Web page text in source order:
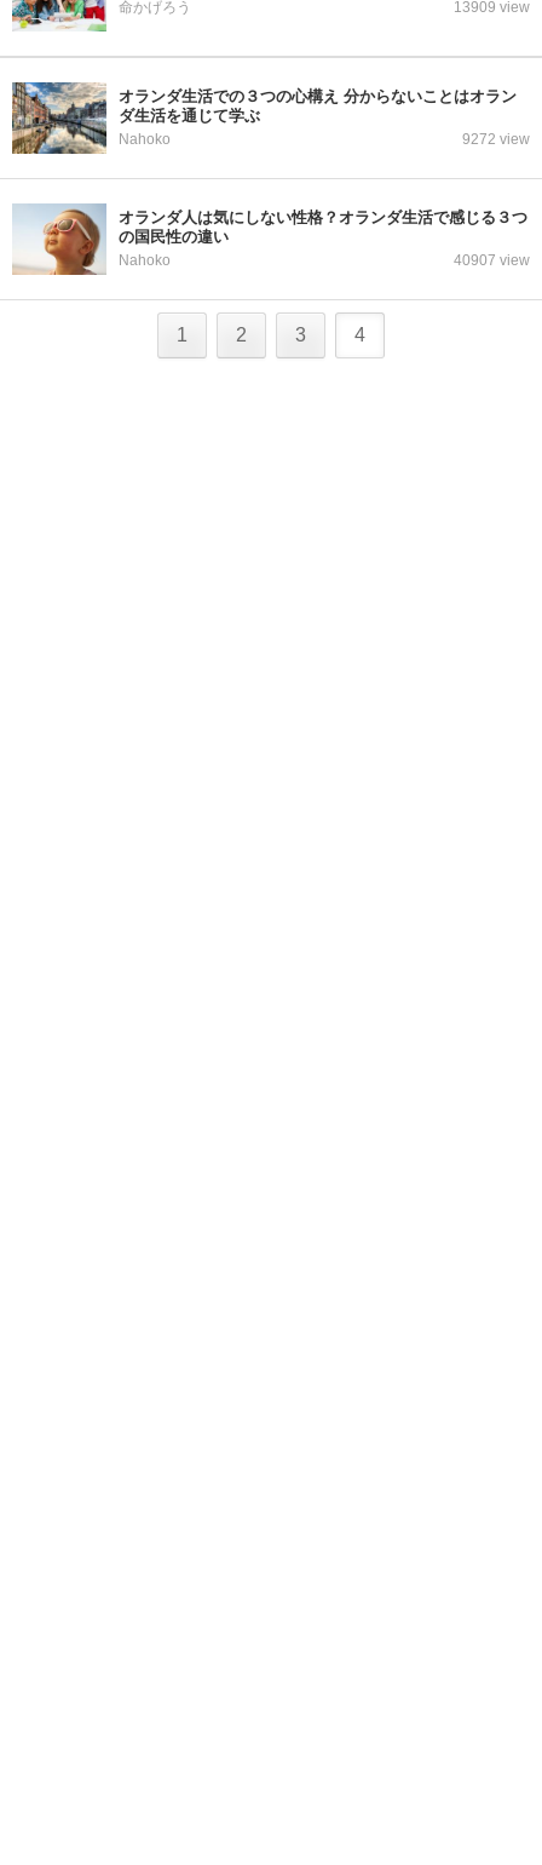
命かげろう 13909 view
オランダ生活での３つの心構え 分からないことはオラン
ダ生活を通じて学ぶ
Nahoko 9272 view
オランダ人は気にしない性格？オランダ生活で感じる３つ
の国民性の違い
Nahoko 40907 view
1 2 3 4